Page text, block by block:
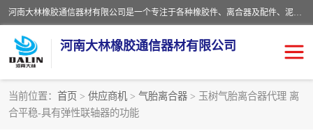
河南大林橡胶通信器材有限公司是一个专注于各种橡胶件、离合器及配件、泥浆泵及配件等产品设计制造和加工的企业。产品应用于矿山、冶金、石油、钢铁、化工、水泥、船舶、造纸、通用机械等各种大功率机械传动或制动装置。
河南大林橡胶通信器材有限公司
当前位置： 首页 > 供应商机 > 气胎离合器 > 玉树气胎离合器代理 离
合平稳-具有弹性联轴器的功能
推盘离合器